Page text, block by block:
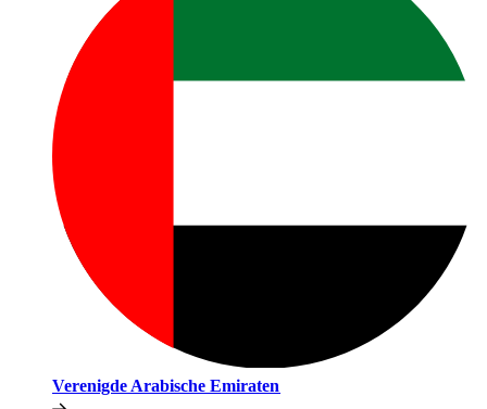
Verenigde Arabische Emiraten​​